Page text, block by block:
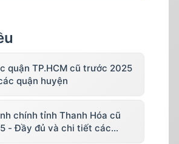
quận TP.HCM cũ trước 2025
quận huyện
chính tỉnh Thanh Hóa cũ
- Đầy đủ và chi tiết các